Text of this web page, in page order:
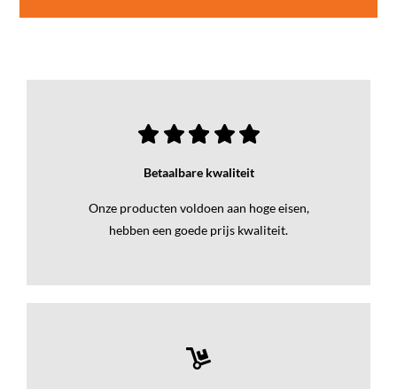
Betaalbare kwaliteit
Onze producten voldoen aan hoge eisen,
hebben een goede prijs kwaliteit.